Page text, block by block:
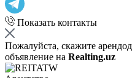
Показать контакты
Пожалуйста, скажите
объявление на Realting.uz